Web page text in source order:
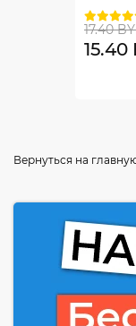
17.40
15.40
Вернуться на